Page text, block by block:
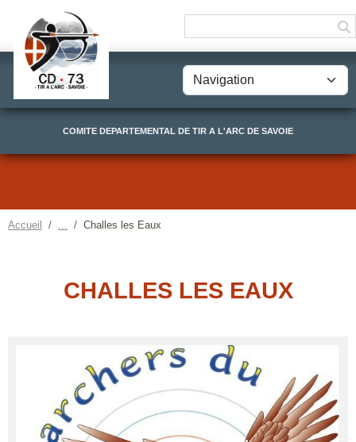
COMITE DEPARTEMENTAL DE TIR A L'ARC DE SAVOIE
Accueil Challes les Eaux
CHALLES LES EAUX
Panneau de gestion des cookies